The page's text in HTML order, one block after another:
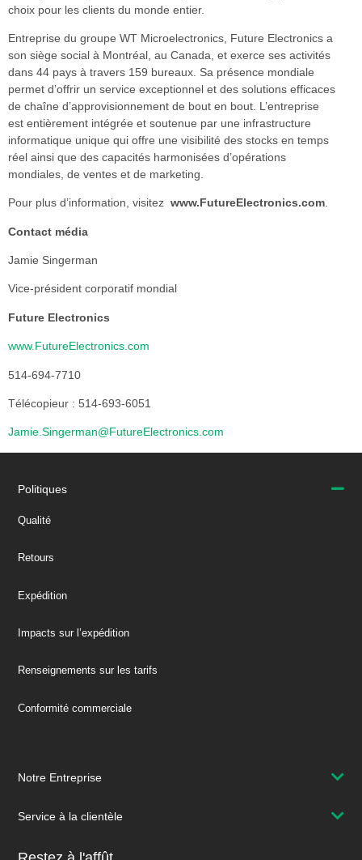
choix pour les clients du monde entier.
Entreprise du groupe WT Microelectronics, Future Electronics a
son siège social à Montréal, au Canada, et exerce ses activités
dans 44 pays à travers 159 bureaux. Sa présence mondiale
permet d’offrir un service exceptionnel et des solutions efficaces
de chaîne d’approvisionnement de bout en bout. L’entreprise
est entièrement intégrée et soutenue par une infrastructure
informatique unique qui offre une visibilité des stocks en temps
réel ainsi que des capacités harmonisées d’opérations
mondiales, de ventes et de marketing.
Pour plus d’information, visitez www.FutureElectronics.com.
Contact média
Jamie Singerman
Vice-président corporatif mondial
Future Electronics
www.FutureElectronics.com
514-694-7710
Télécopieur : 514-693-6051
Jamie.Singerman@FutureElectronics.com
Politiques
Qualité
Retours
Expédition
Impacts sur l’expédition
Renseignements sur les tarifs
Conformité commerciale
Notre Entreprise
Service à la clientèle